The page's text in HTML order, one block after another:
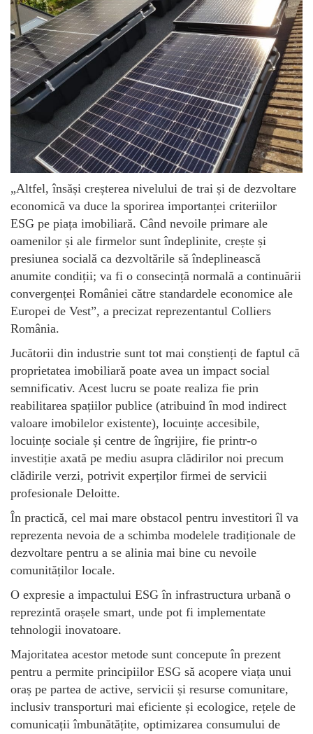
„Altfel, însăși creșterea nivelului de trai și de dezvoltare
economică va duce la sporirea importanței criteriilor
ESG pe piața imobiliară. Când nevoile primare ale
oamenilor și ale firmelor sunt îndeplinite, crește și
presiunea socială ca dezvoltările să îndeplinească
anumite condiții; va fi o consecință normală a continuării
convergenței României către standardele economice ale
Europei de Vest”, a precizat reprezentantul Colliers
România.
Jucătorii din industrie sunt tot mai conștienți de faptul că
proprietatea imobiliară poate avea un impact social
semnificativ. Acest lucru se poate realiza fie prin
reabilitarea spațiilor publice (atribuind în mod indirect
valoare imobilelor existente), locuințe accesibile,
locuințe sociale și centre de îngrijire, fie printr-o
investiție axată pe mediu asupra clădirilor noi precum
clădirile verzi, potrivit experților firmei de servicii
profesionale Deloitte.
În practică, cel mai mare obstacol pentru investitori îl va
reprezenta nevoia de a schimba modelele tradiționale de
dezvoltare pentru a se alinia mai bine cu nevoile
comunităților locale.
O expresie a impactului ESG în infrastructura urbană o
reprezintă orașele smart, unde pot fi implementate
tehnologii inovatoare.
Majoritatea acestor metode sunt concepute în prezent
pentru a permite principiilor ESG să acopere viața unui
oraș pe partea de active, servicii și resurse comunitare,
inclusiv transporturi mai eficiente și ecologice, rețele de
comunicații îmbunătățite, optimizarea consumului de